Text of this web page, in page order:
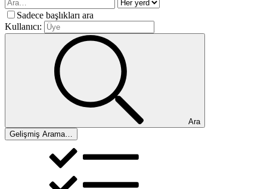
Sadece başlıkları ara
Kullanıcı:
Ara
Gelişmiş Arama…